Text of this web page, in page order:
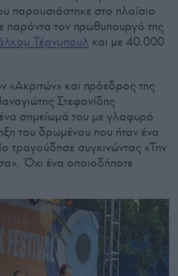
παρουσιάστηκε στο πλαίσιο
παρόντα τον πρωθυπουργό της
Τέρνμπουλ και με 40.000
και πρόεδρος της
Στεφανίδης
σημείωμά του με γλαφυρό
του δρωμένου που ήταν ένα
τραγούδησε συγκινώντας «Την
Όχι ένα οποιοδήποτε